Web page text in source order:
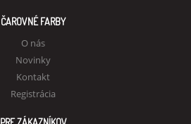
ČAROVNÉ FARBY
O nás
Novinky
Kontakt
Registrácia